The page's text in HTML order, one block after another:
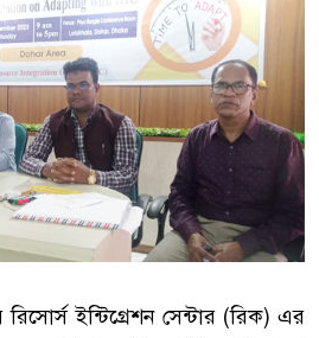
ইন্টিগ্রেশন সেন্টার (রিক) এর